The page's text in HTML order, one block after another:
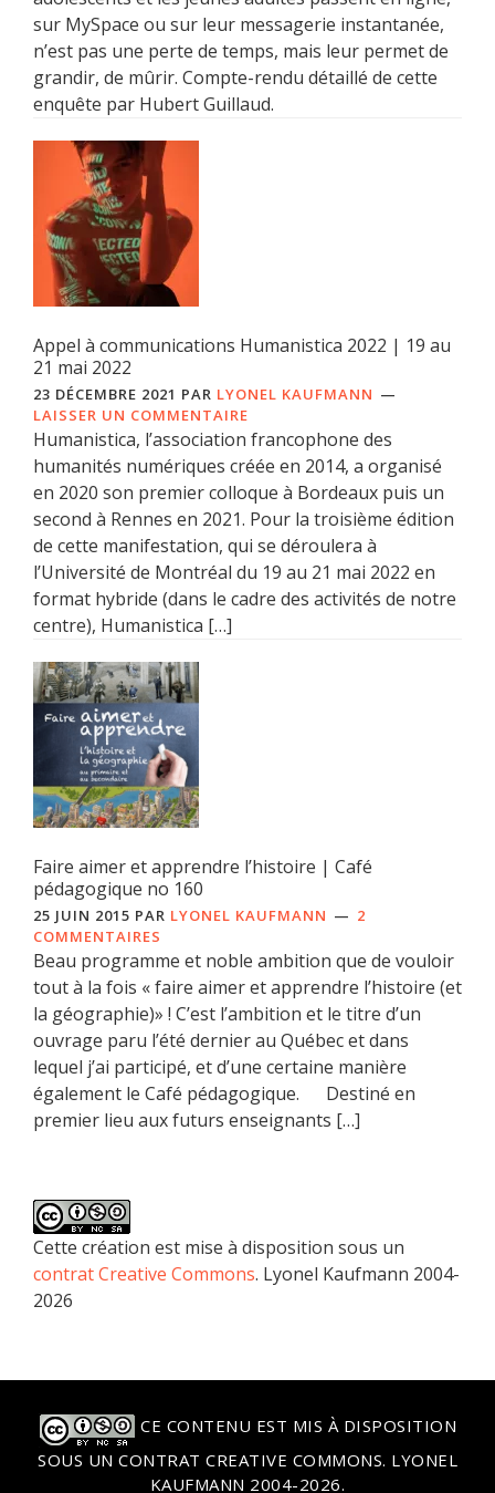
sur MySpace ou sur leur messagerie instantanée,
n’est pas une perte de temps, mais leur permet de
grandir, de mûrir. Compte-rendu détaillé de cette
enquête par Hubert Guillaud.
Appel à communications Humanistica 2022 | 19 au
21 mai 2022
23 DÉCEMBRE 2021 PAR LYONEL KAUFMANN
LAISSER UN COMMENTAIRE
Humanistica, l’association francophone des
humanités numériques créée en 2014, a organisé
en 2020 son premier colloque à Bordeaux puis un
second à Rennes en 2021. Pour la troisième édition
de cette manifestation, qui se déroulera à
l’Université de Montréal du 19 au 21 mai 2022 en
format hybride (dans le cadre des activités de notre
centre), Humanistica […]
Faire aimer et apprendre l’histoire | Café
pédagogique no 160
25 JUIN 2015 PAR LYONEL KAUFMANN
2
COMMENTAIRES
Beau programme et noble ambition que de vouloir
tout à la fois « faire aimer et apprendre l’histoire (et
la géographie)» ! C’est l’ambition et le titre d’un
ouvrage paru l’été dernier au Québec et dans
lequel j’ai participé, et d’une certaine manière
également le Café pédagogique. Destiné en
premier lieu aux futurs enseignants […]
Cette création est mise à disposition sous un
contrat Creative Commons. Lyonel Kaufmann 2004-
2026
CE CONTENU EST MIS À DISPOSITION
SOUS UN CONTRAT CREATIVE COMMONS. LYONEL
KAUFMANN 2004-2026.